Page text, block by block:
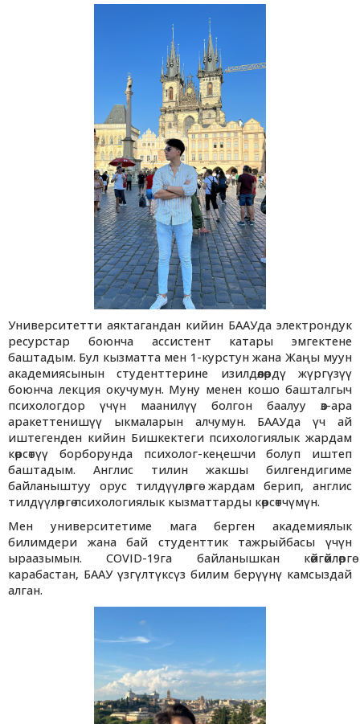
Университетти аяктагандан кийин БААУда электрондук
ресурстар боюнча ассистент катары эмгектене
баштадым. Бул кызматта мен 1-курстун жана Жаңы муун
академиясынын студенттерине изилдөөлөрдү жүргүзүү
боюнча лекция окучумун. Муну менен кошо башталгыч
психологдор үчүн маанилүү болгон баалуу өз-ара
аракеттенишүү ыкмаларын алчумун. БААУда үч ай
иштегенден кийин Бишкектеги психологиялык жардам
көрсөтүү борборунда психолог-кеңешчи болуп иштеп
баштадым. Англис тилин жакшы билгендигиме
байланыштуу орус тилдүүлөргө жардам берип, англис
тилдүүлөргө психологиялык кызматтарды көрсөтчүмүн.
Мен университетиме мага берген академиялык
билимдери жана бай студенттик тажрыйбасы үчүн
ыраазымын. COVID-19га байланышкан көйгөйлөргө
карабастан, БААУ үзгүлтүксүз билим берүүнү камсыздай
алган.